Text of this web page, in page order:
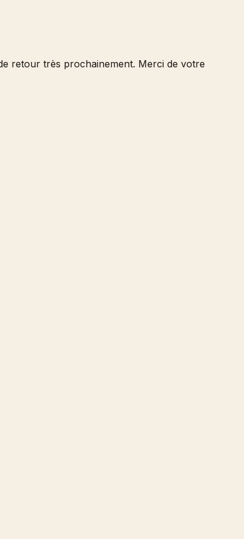
retour très prochainement. Merci de votre